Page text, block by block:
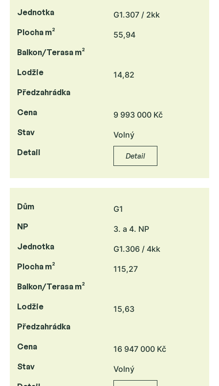
Jednotka
G1.307 / 2kk
Plocha m²
55,94
Balkon/Terasa m²
Lodžie
14,82
Předzahrádka
Cena
9 993 000 Kč
Stav
Volný
Detail
Detail
Dům
G1
NP
3. a 4. NP
Jednotka
G1.306 / 4kk
Plocha m²
115,27
Balkon/Terasa m²
Lodžie
15,63
Předzahrádka
Cena
16 947 000 Kč
Stav
Volný